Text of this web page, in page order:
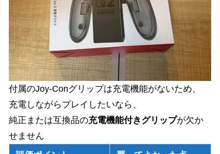
付属のJoy-Conグリップは充電機能がないため、
充電しながらプレイしたいなら、
純正または互換品の充電機能付きグリップが欠か
せません